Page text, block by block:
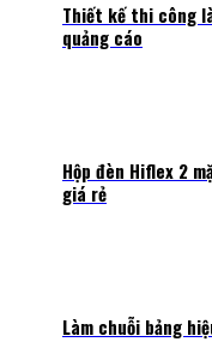
Thiết kế thi công
quảng cáo
Hộp đèn Hiflex 2
giá rẻ
Làm chuỗi bảng